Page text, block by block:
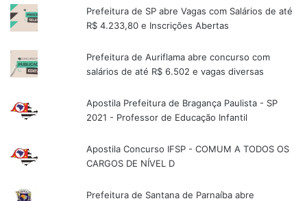
Prefeitura de SP abre Vagas com Salários de até
R$ 4.233,80 e Inscrições Abertas
Prefeitura de Auriflama abre concurso com
salários de até R$ 6.502 e vagas diversas
Apostila Prefeitura de Bragança Paulista - SP
2021 - Professor de Educação Infantil
Apostila Concurso IFSP - COMUM A TODOS OS
CARGOS DE NÍVEL D
Prefeitura de Santana de Parnaíba abre